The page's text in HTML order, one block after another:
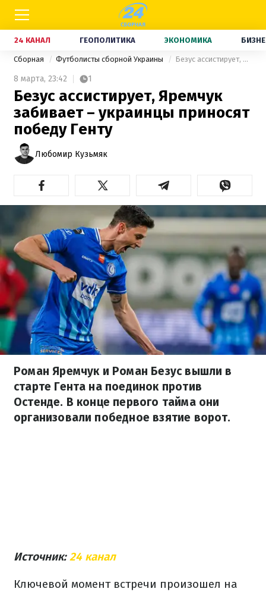
24 КАНАЛ ГЕОПОЛИТИКА ЭКОНОМИКА
Сборная Футболисты сборной Украины Безус ассистирует, Яремчук забивает – украинцы приносят победу Генту
8 марта, 23:42 1
Безус ассистирует, Яремчук
забивает – украинцы приносят
победу Генту
Любомир Кузьмяк
Роман Яремчук и Роман Безус вышли в
старте Гента на поединок против
Остенде. В конце первого тайма они
организовали победное взятие ворот.
Источник:24 канал
Ключевой момент встречи произошел на